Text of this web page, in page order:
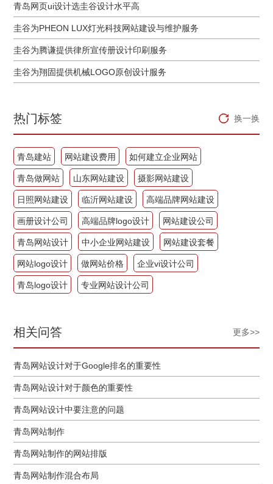
青岛网页ui设计选圭谷设计水平高
圭谷为PHEON LUX灯光科技网站建设与维护服务
圭谷为腾谦提供律所宣传册设计印刷服务
圭谷为翔固提供机械LOGO原创设计服务
热门标签 换一换
青岛建站 网站建设费用 如何建立企业网站
青岛做网站 山东网站建设 摄影网站建设
日照网站建设 临沂网站建设 高端品牌网站建设
画册设计公司 高端品牌logo设计 网站建设公司
青岛网站设计 中小企业网站建设 网站建设套餐
网站logo设计 做网站价格 企业vi设计公司
青岛logo设计 专业网站设计公司
相关问答 更多>>
青岛网站设计对于Google排名的重要性
青岛网站设计对于颜色的重要性
青岛网站设计中要注意的问题
青岛网站制作
青岛网站制作的网站排版
青岛网站制作混合布局